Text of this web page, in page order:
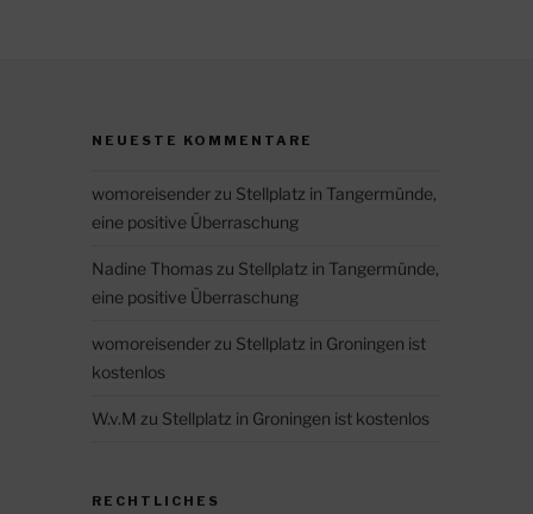
NEUESTE KOMMENTARE
womoreisenderzu Stellplatz in Tangermünde,
eine positive Überraschung
Nadine Thomaszu Stellplatz in Tangermünde,
eine positive Überraschung
womoreisenderzu Stellplatz in Groningen ist
kostenlos
W.v.M zu Stellplatz in Groningen ist kostenlos
RECHTLICHES